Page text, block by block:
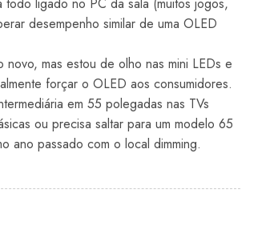
desempenho similar de uma OLED
mas estou de olho nas mini LEDs e
forçar o OLED aos consumidores.
em 55 polegadas nas TVs
ou precisa saltar para um modelo 65
ano passado com o local dimming.